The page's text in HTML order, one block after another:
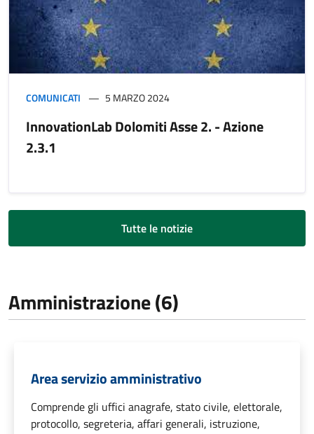
COMUNICATI 5 MARZO 2024
InnovationLab Dolomiti Asse 2. - Azione
2.3.1
Tutte le notizie
Amministrazione (6)
Area servizio amministrativo
Comprende gli uffici anagrafe, stato civile, elettorale,
protocollo, segreteria, affari generali, istruzione,